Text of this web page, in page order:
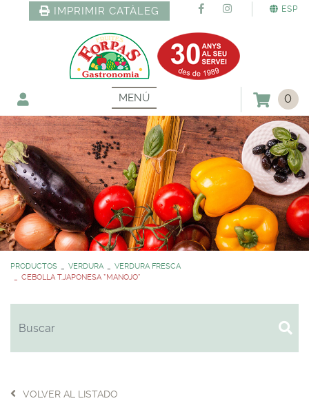
ESP
IMPRIMIR CATÀLEG
MENÚ 0
PRODUCTOS VERDURA
VERDURA FRESCA
CEBOLLA T.JAPONESA *MANOJO*
VOLVER AL LISTADO